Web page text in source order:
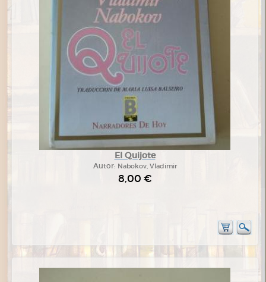
El Quijote
Autor: Nabokov, Vladimir
8,00 €